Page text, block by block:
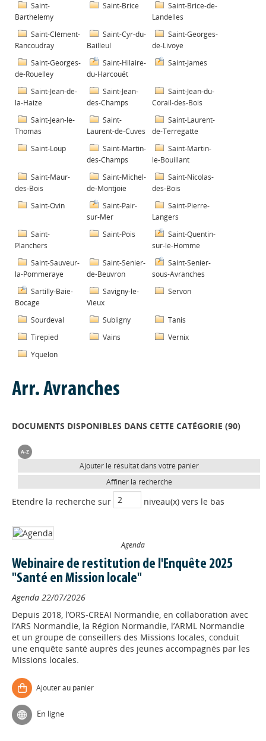
Saint-
Barthélemy
Saint-Brice
Saint-Brice-de-
Landelles
Saint-Clément-
Rancoudray
Saint-Cyr-du-
Bailleul
Saint-Georges-
de-Livoye
Saint-Georges-
de-Rouelley
Saint-Hilaire-
du-Harcouët
Saint-James
Saint-Jean-de-
la-Haize
Saint-Jean-
des-Champs
Saint-Jean-du-
Corail-des-Bois
Saint-Jean-le-
Thomas
Saint-
Laurent-de-Cuves
Saint-Laurent-
de-Terregatte
Saint-Loup
Saint-Martin-
des-Champs
Saint-Martin-
le-Bouillant
Saint-Maur-
des-Bois
Saint-Michel-
de-Montjoie
Saint-Nicolas-
des-Bois
Saint-Ovin
Saint-Pair-
sur-Mer
Saint-Pierre-
Langers
Saint-
Planchers
Saint-Pois
Saint-Quentin-
sur-le-Homme
Saint-Sauveur-
la-Pommeraye
Saint-Senier-
de-Beuvron
Saint-Senier-
sous-Avranches
Sartilly-Baie-
Bocage
Savigny-le-
Vieux
Servon
Sourdeval Subligny
Tanis
Tirepied
Vains
Vernix
Yquelon
Arr. Avranches
DOCUMENTS DISPONIBLES DANS CETTE CATÉGORIE (90)
Ajouter le résultat dans votre panier
Affiner la recherche
Etendre la recherche sur niveau(x) vers le bas
Agenda
Webinaire de restitution de l'Enquête 2025
"Santé en Mission locale"
Agenda 22/07/2026
Depuis 2018, l’ORS-CREAI Normandie, en collaboration avec
l’ARS Normandie, la Région Normandie, l’ARML Normandie
et un groupe de conseillers des Missions locales, conduit
une enquête santé auprès des jeunes accompagnés par les
Missions locales.
Ajouter au panier
En ligne